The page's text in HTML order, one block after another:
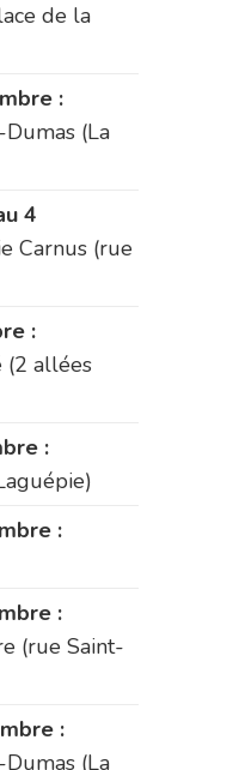
de la
:
(La
4
Carnus (rue
:
(2 allées
:
:
:
(rue Saint-
:
(La